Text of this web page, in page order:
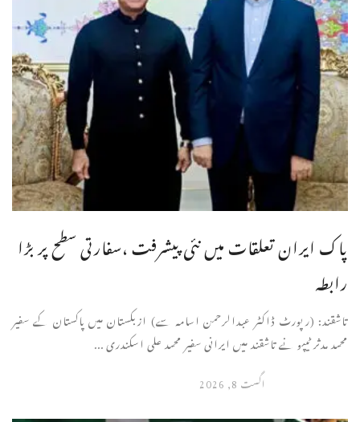
پاک ایران تعلقات میں نئی پیشرفت ،سفارتی سطح پر بڑا
رابطہ
تاشقند: (رپورٹ ڈاکٹر عبدالرحمن اسامہ سے) ازبکستان میں پاکستان کے سفیر
محمد مدثر ٹیپو نے تاشقند میں ایرانی سفیر محمد علی اسکندری ...
اگست 8, 2026